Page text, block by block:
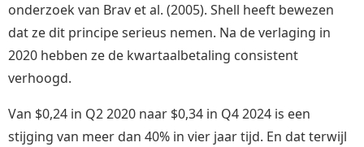
onderzoek van Brav et al. (2005). Shell heeft bewezen
dat ze dit principe serieus nemen. Na de verlaging in
2020 hebben ze de kwartaalbetaling consistent
verhoogd.
Van $0,24 in Q2 2020 naar $0,34 in Q4 2024 is een
stijging van meer dan 40% in vier jaar tijd. En dat terwijl